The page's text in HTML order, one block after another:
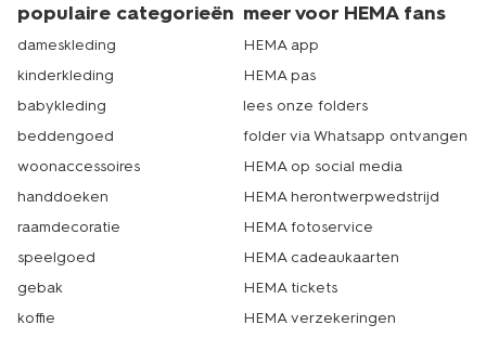
populaire categorieën
dameskleding
kinderkleding
babykleding
beddengoed
woonaccessoires
handdoeken
raamdecoratie
speelgoed
gebak
koffie
meer voor HEMA fans
HEMA app
HEMA pas
lees onze folders
folder via Whatsapp ontvangen
HEMA op social media
HEMA herontwerpwedstrijd
HEMA fotoservice
HEMA cadeaukaarten
HEMA tickets
HEMA verzekeringen